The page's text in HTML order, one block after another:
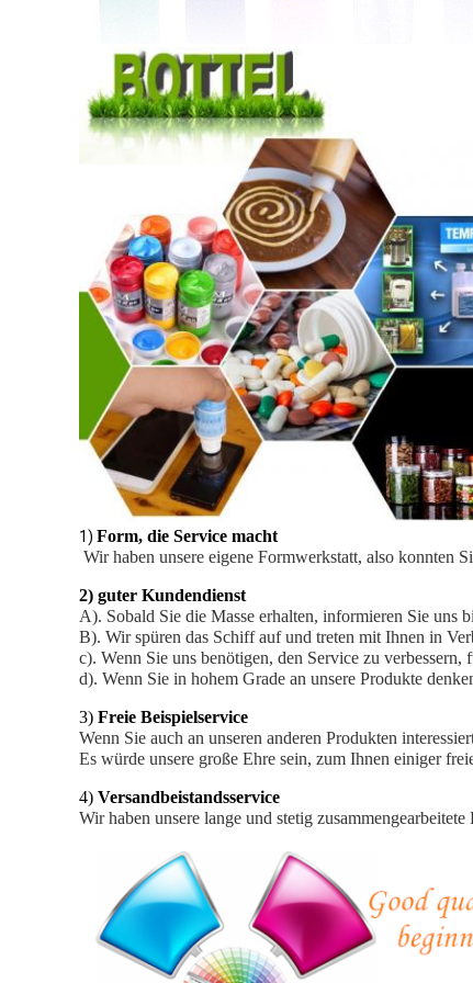
1) Form, die Service macht
Wir haben unsere eigene Formwerkstatt, also konnten
2) guter Kundendienst
A). Sobald Sie die Masse erhalten, informieren Sie uns
B). Wir spüren das Schiff auf und treten mit Ihnen in
c). Wenn Sie uns benötigen, den Service zu
d). Wenn Sie in hohem Grade an unsere Produkte
3) Freie Beispielservice
Wenn Sie auch an unseren anderen Produkten
Es würde unsere große Ehre sein, zum Ihnen einiger
4) Versandbeistandsservice
Wir haben unsere lange und stetig